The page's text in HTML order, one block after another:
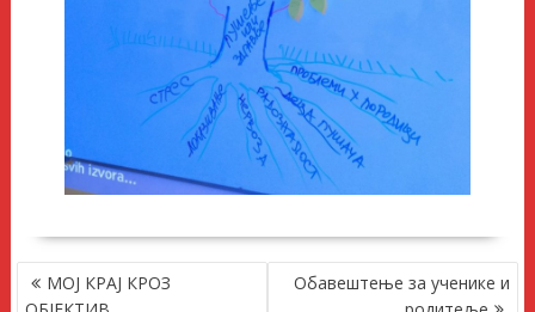
КРЕТАЊЕ
ЧЛАНКА
МОЈ КРАЈ КРОЗ
Обавештење за ученике и